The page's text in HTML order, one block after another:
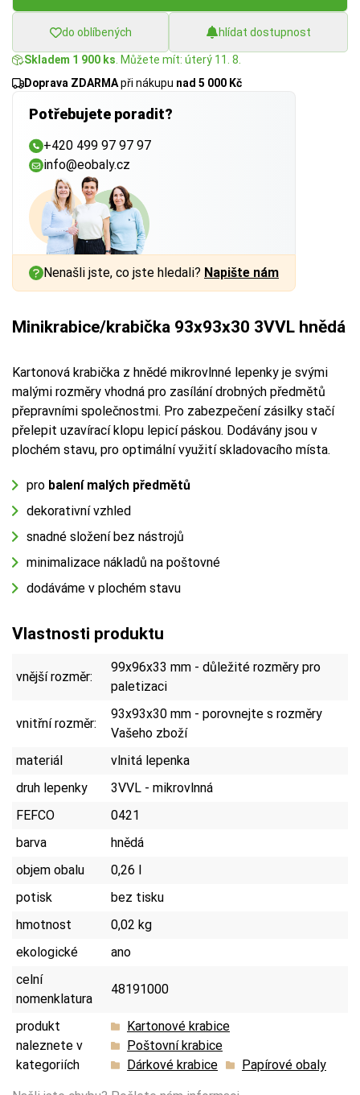
do oblíbených hlídat dostupnost
Skladem 1 900 ks . Můžete mít: úterý 11. 8.
Doprava ZDARMApři nákupu nad 5 000 Kč
Potřebujete poradit?
+420 499 97 97 97
info@eobaly.cz
Nenašli jste, co jste hledali? Napište nám
Minikrabice/krabička 93x93x30 3VVL hnědá
Kartonová krabička z hnědé mikrovlnné lepenky je svými
malými rozměry vhodná pro zasílání drobných předmětů
přepravními společnostmi. Pro zabezpečení zásilky stačí
přelepit uzavírací klopu lepicí páskou. Dodávány jsou v
plochém stavu, pro optimální využití skladovacího místa.
pro balení malých předmětů
dekorativní vzhled
snadné složení bez nástrojů
minimalizace nákladů na poštovné
dodáváme v plochém stavu
Vlastnosti produktu
vnější rozměr:
99x96x33 mm - důležité rozměry pro
paletizaci
vnitřní rozměr:
93x93x30 mm - porovnejte s rozměry
Vašeho zboží
materiál
vlnitá lepenka
druh lepenky
3VVL - mikrovlnná
FEFCO
0421
barva
hnědá
objem obalu
0,26 l
potisk
bez tisku
hmotnost
0,02 kg
ekologické
ano
celní
nomenklatura
48191000
produkt
naleznete v
kategoriích
Kartonové krabice
Poštovní krabice
Dárkové krabice
Papírové obaly